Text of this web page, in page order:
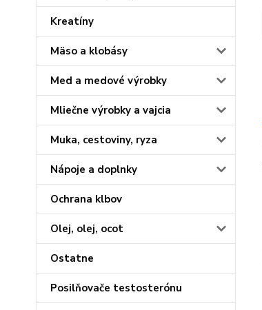
Kreatíny
Mäso a klobásy
Med a medové výrobky
Mliečne výrobky a vajcia
Muka, cestoviny, ryza
Nápoje a doplnky
Ochrana klbov
Olej, olej, ocot
Ostatne
Posilňovače testosterónu